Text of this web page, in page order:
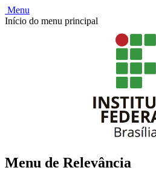
Menu
Início do menu principal
Menu de Relevância